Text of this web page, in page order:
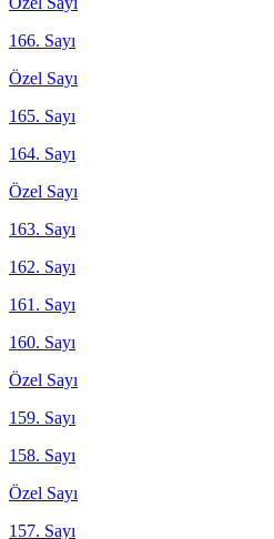
166. Sayı
Özel Sayı
165. Sayı
164. Sayı
Özel Sayı
163. Sayı
162. Sayı
161. Sayı
160. Sayı
Özel Sayı
159. Sayı
158. Sayı
Özel Sayı
157. Sayı